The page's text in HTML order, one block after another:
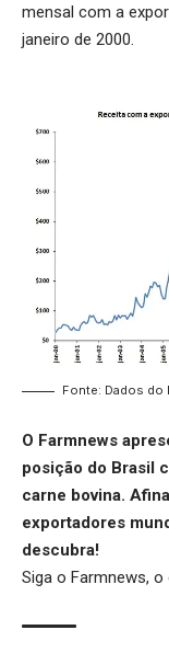
mensal com a
janeiro de 2000.
Fonte: Dados do
O Farmnews
posição do Brasil
carne bovina.
exportadores
descubra!
Siga o Farmnews, o